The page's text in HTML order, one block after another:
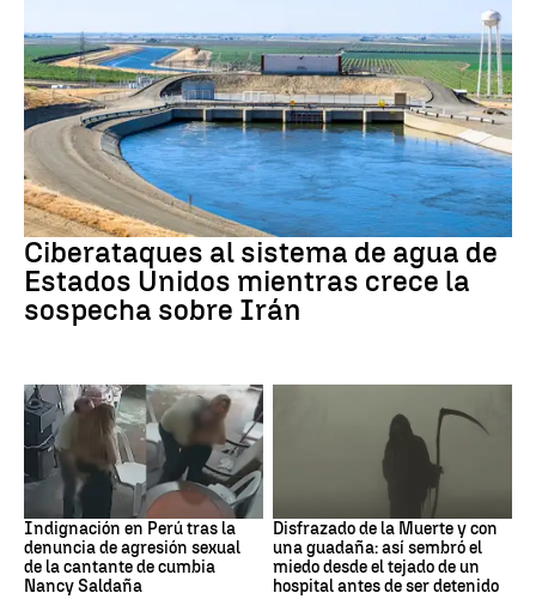
Guerra Irán
Ciberataques al sistema de agua de
Estados Unidos mientras crece la
sospecha sobre Irán
Indignación en Perú tras la
denuncia de agresión sexual
de la cantante de cumbia
Nancy Saldaña
Disfrazado de la Muerte y con
una guadaña: así sembró el
miedo desde el tejado de un
hospital antes de ser detenido